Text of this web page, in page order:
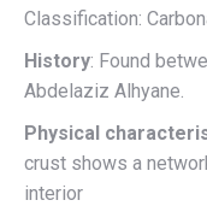
Classification:
History: Found
Abdelaziz Alhyane.
Physical
crust shows a
interior